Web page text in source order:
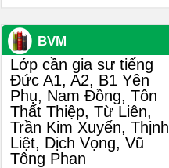
BVM
Lớp cần gia sư tiếng
Đức A1, A2, B1 Yên
Phụ, Nam Đồng, Tôn
Thất Thiệp, Từ Liên,
Trần Kim Xuyến, Thịnh
Liệt, Dịch Vọng, Vũ
Tông Phan